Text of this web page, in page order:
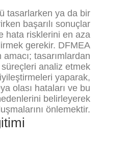
tasarlarken ya da bir
başarılı sonuçlar
hata risklerini en aza
gerekir. DFMEA
amacı; tasarımlardan
analiz etmek
yaparak,
olası hataları ve bu
belirleyerek
önlemektir.